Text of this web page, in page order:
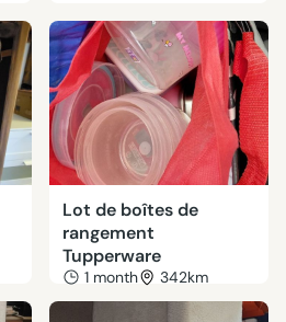
Lot de boîtes de
rangement
Tupperware
1 month 342km